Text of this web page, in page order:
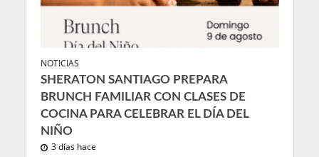
NOTICIAS
SHERATON SANTIAGO PREPARA
BRUNCH FAMILIAR CON CLASES DE
COCINA PARA CELEBRAR EL DÍA DEL
NIÑO
3 días hace